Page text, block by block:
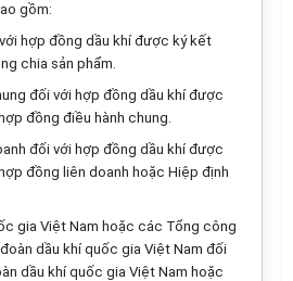
gồm:
hợp đồng dầu khí được ký kết
chia sản phẩm.
đối với hợp đồng dầu khí được
đồng điều hành chung.
đối với hợp đồng dầu khí được
đồng liên doanh hoặc Hiệp định
gia Việt Nam hoặc các Tổng công
dầu khí quốc gia Việt Nam đối
dầu khí quốc gia Việt Nam hoặc